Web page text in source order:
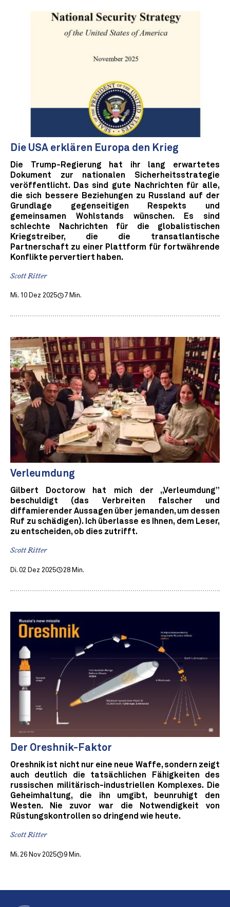
Die USA erklären Europa den Krieg
Die Trump-Regierung hat ihr lang erwartetes
Dokument zur nationalen Sicherheitsstrategie
veröffentlicht. Das sind gute Nachrichten für alle,
die sich bessere Beziehungen zu Russland auf der
Grundlage gegenseitigen Respekts und
gemeinsamen Wohlstands wünschen. Es sind
schlechte Nachrichten für die globalistischen
Kriegstreiber, die die transatlantische
Partnerschaft zu einer Plattform für fortwährende
Konflikte pervertiert haben.
Scott Ritter
Mi. 10 Dez 2025 7 Min.
Verleumdung
Gilbert Doctorow hat mich der „Verleumdung”
beschuldigt (das Verbreiten falscher und
diffamierender Aussagen über jemanden, um dessen
Ruf zu schädigen). Ich überlasse es Ihnen, dem Leser,
zu entscheiden, ob dies zutrifft.
Scott Ritter
Di. 02 Dez 2025 28 Min.
Der Oreshnik-Faktor
Oreshnik ist nicht nur eine neue Waffe, sondern zeigt
auch deutlich die tatsächlichen Fähigkeiten des
russischen militärisch-industriellen Komplexes. Die
Geheimhaltung, die ihn umgibt, beunruhigt den
Westen. Nie zuvor war die Notwendigkeit von
Rüstungskontrollen so dringend wie heute.
Scott Ritter
Mi. 26 Nov 2025 9 Min.